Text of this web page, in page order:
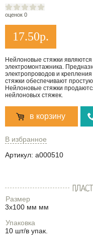
оценок 0
17.50р.
Нейлоновые стяжки
электромонтажника.
электропроводов и
стяжки обеспечивают
Нейлоновые стяжки
нейлоновых стяжек.
в корзину
В избранное
Артикул: a000510
Размер
3х100 мм мм
Упаковка
10 шт/в упак.